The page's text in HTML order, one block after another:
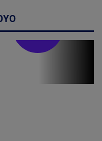
Stirile PRO TV